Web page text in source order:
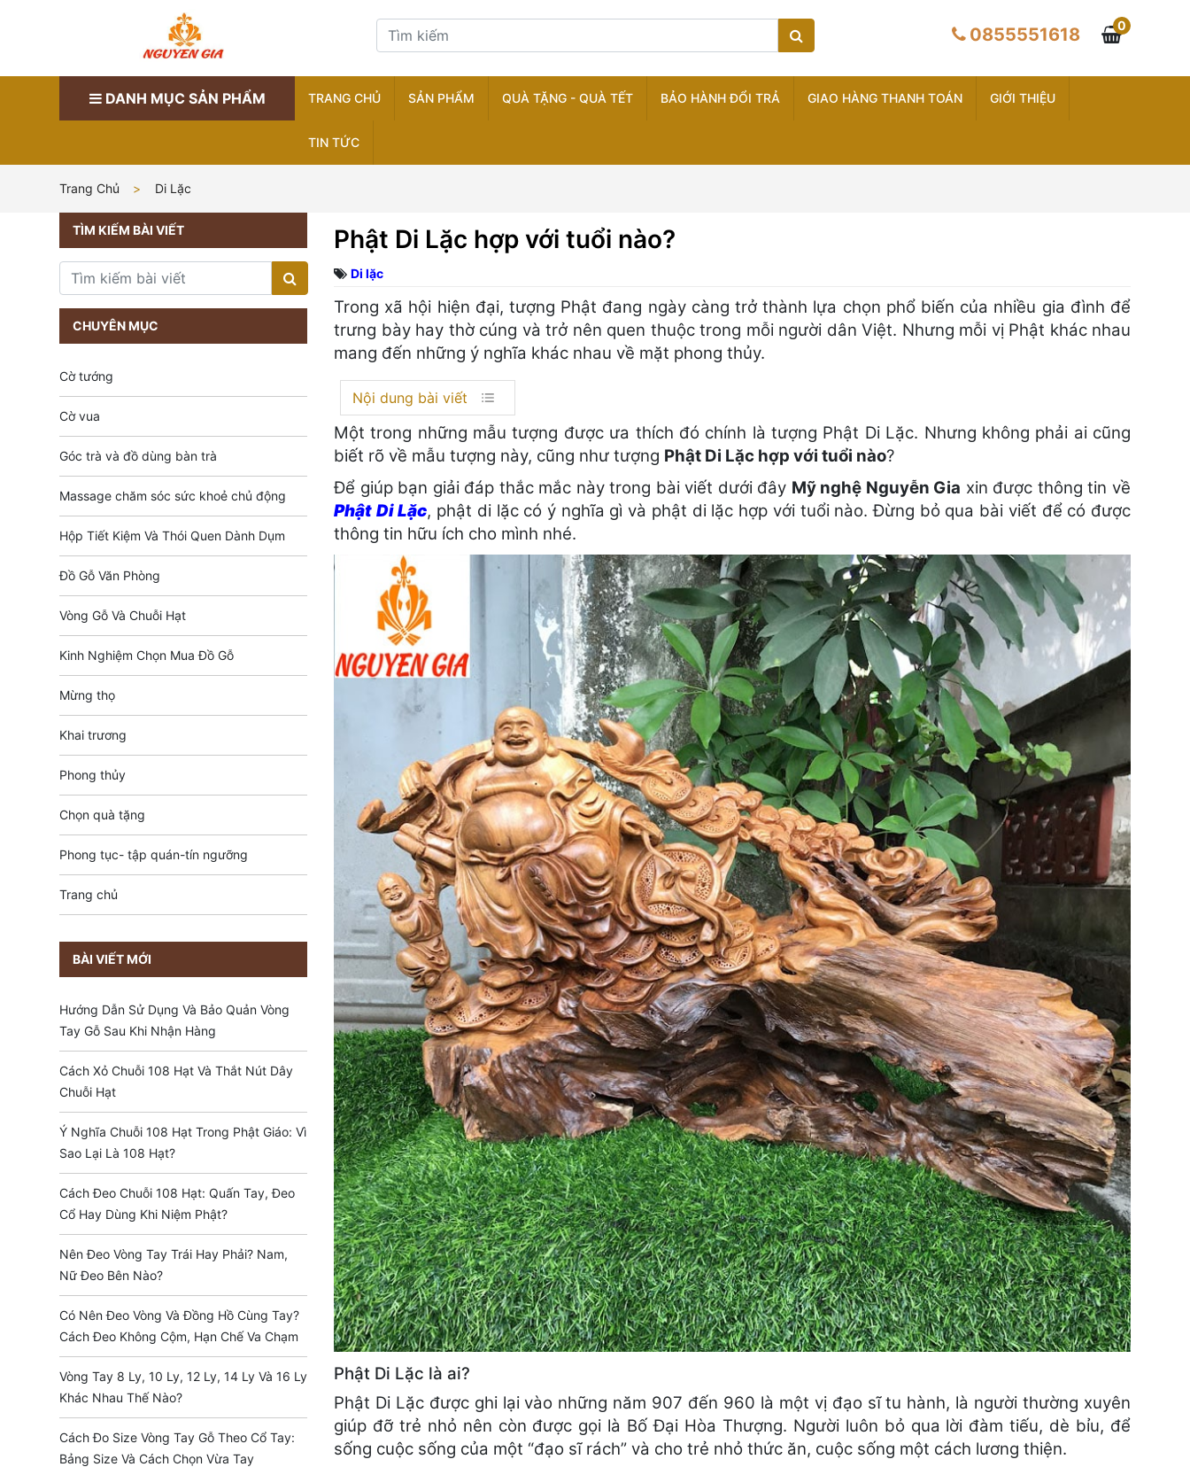
0855551618 0
DANH MỤC SẢN PHẨM TRANG CHỦ SẢN PHẨM QUÀ TẶNG - QUÀ TẾT BẢO HÀNH ĐỔI TRẢ GIAO HÀNG THANH TOÁN GIỚI THIỆU
TIN TỨC
Trang Chủ Di Lặc
TÌM KIẾM BÀI VIẾT
CHUYÊN MỤC
Cờ tướng
Cờ vua
Góc trà và đồ dùng bàn trà
Massage chăm sóc sức khoẻ chủ động
Hộp Tiết Kiệm Và Thói Quen Dành Dụm
Đồ Gỗ Văn Phòng
Vòng Gỗ Và Chuỗi Hạt
Kinh Nghiệm Chọn Mua Đồ Gỗ
Mừng thọ
Khai trương
Phong thủy
Chọn quà tặng
Phong tục- tập quán-tín ngưỡng
Trang chủ
BÀI VIẾT MỚI
Hướng Dẫn Sử Dụng Và Bảo Quản Vòng
Tay Gỗ Sau Khi Nhận Hàng
Cách Xỏ Chuỗi 108 Hạt Và Thắt Nút Dây
Chuỗi Hạt
Ý Nghĩa Chuỗi 108 Hạt Trong Phật Giáo: Vì
Sao Lại Là 108 Hạt?
Cách Đeo Chuỗi 108 Hạt: Quấn Tay, Đeo
Cổ Hay Dùng Khi Niệm Phật?
Nên Đeo Vòng Tay Trái Hay Phải? Nam,
Nữ Đeo Bên Nào?
Có Nên Đeo Vòng Và Đồng Hồ Cùng Tay?
Cách Đeo Không Cộm, Hạn Chế Va Chạm
Vòng Tay 8 Ly, 10 Ly, 12 Ly, 14 Ly Và 16 Ly
Khác Nhau Thế Nào?
Cách Đo Size Vòng Tay Gỗ Theo Cổ Tay:
Bảng Size Và Cách Chọn Vừa Tay
Phật Di Lặc hợp với tuổi nào?
Di lặc
Trong xã hội hiện đại, tượng Phật đang ngày càng trở thành lựa chọn phổ biến của nhiều gia đình để
trưng bày hay thờ cúng và trở nên quen thuộc trong mỗi người dân Việt. Nhưng mỗi vị Phật khác nhau
mang đến những ý nghĩa khác nhau về mặt phong thủy.
Nội dung bài viết
Một trong những mẫu tượng được ưa thích đó chính là tượng Phật Di Lặc. Nhưng không phải ai cũng
biết rõ về mẫu tượng này, cũng như tượng Phật Di Lặc hợp với tuổi nào?
Để giúp bạn giải đáp thắc mắc này trong bài viết dưới đây Mỹ nghệ Nguyễn Gia xin được thông tin về
Phật Di Lặc, phật di lặc có ý nghĩa gì và phật di lặc hợp với tuổi nào. Đừng bỏ qua bài viết để có được
thông tin hữu ích cho mình nhé.
Phật Di Lặc là ai?
Phật Di Lặc được ghi lại vào những năm 907 đến 960 là một vị đạo sĩ tu hành, là người thường xuyên
giúp đỡ trẻ nhỏ nên còn được gọi là Bố Đại Hòa Thượng. Người luôn bỏ qua lời đàm tiếu, dè bỉu, để
sống cuộc sống của một “đạo sĩ rách” và cho trẻ nhỏ thức ăn, cuộc sống một cách lương thiện.